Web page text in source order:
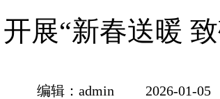
展“新春送暖
编辑：admin 2026-01-05